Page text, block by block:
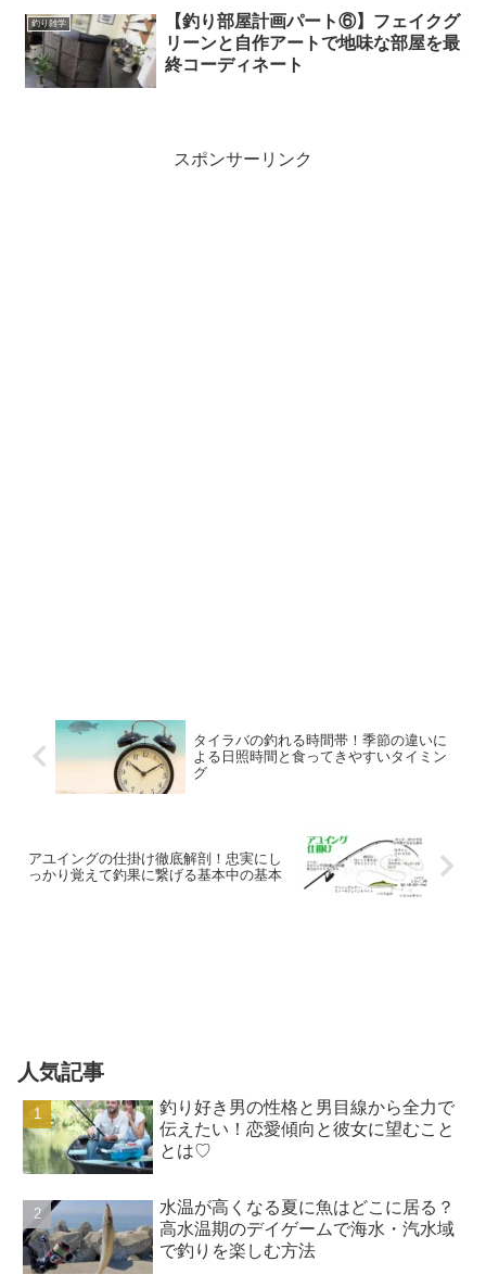
釣り雑学
【釣り部屋計画パート⑥】フェイクグ
リーンと自作アートで地味な部屋を最
終コーディネート
スポンサーリンク
タイラバの釣れる時間帯！季節の違いに
よる日照時間と食ってきやすいタイミン
グ
アユイングの仕掛け徹底解剖！忠実にし
っかり覚えて釣果に繋げる基本中の基本
人気記事
釣り好き男の性格と男目線から全力で
伝えたい！恋愛傾向と彼女に望むこと
とは♡
水温が高くなる夏に魚はどこに居る？
高水温期のデイゲームで海水・汽水域
で釣りを楽しむ方法